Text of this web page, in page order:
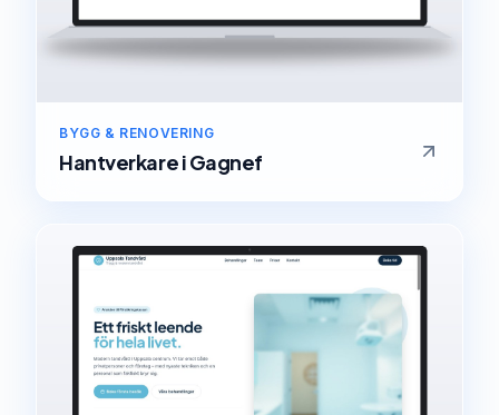
BYGG & RENOVERING
HantverkareiGagnef